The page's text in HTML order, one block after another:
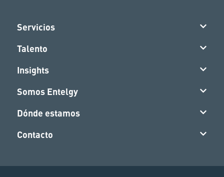
Servicios
Talento
Insights
Somos Entelgy
Dónde estamos
Contacto